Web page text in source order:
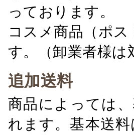
っております。
コスメ商品（ポ
す。（卸業者様は
追加送料
商品によっては
れます。基本送